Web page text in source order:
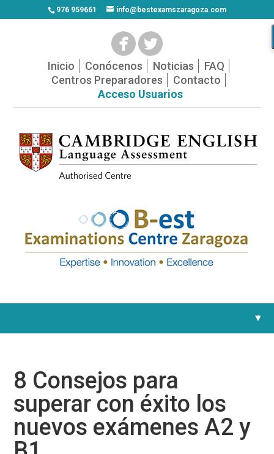
976 959661 info@bestexamszaragoza.com
Inicio Conócenos Noticias
FAQ
Centros Preparadores
Contacto
Acceso Usuarios
8 Consejos para
superar con éxito los
nuevos exámenes A2 y